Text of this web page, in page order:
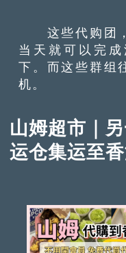
这些代购团，
当天就可以完
下。而这些群组
机。
山姆超市｜
运仓集运至